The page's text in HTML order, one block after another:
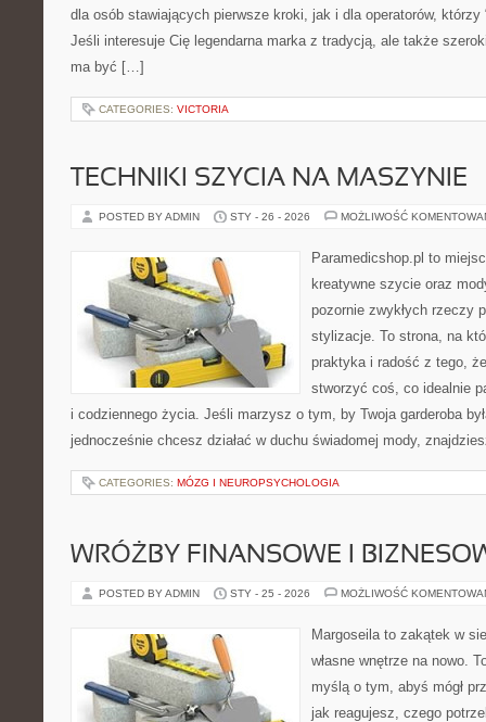
dla osób stawiających pierwsze kroki, jak i dla operatorów, którzy
Jeśli interesuje Cię legendarna marka z tradycją, ale także
ma być […]
CATEGORIES: VICTORIA
TECHNIKI SZYCIA NA MASZYNIE
POSTED BY ADMIN STY - 26 - 2026 MOŻLIWOŚĆ
Paramedicshop.pl to
kreatywne szycie oraz
pozornie zwykłych rzeczy
stylizacje. To strona, na
praktyka i radość z tego,
stworzyć coś, co idealnie
i codziennego życia. Jeśli marzysz o tym, by Twoja garderoba
jednocześnie chcesz działać w duchu świadomej mody,
CATEGORIES: MÓZG I NEUROPSYCHOLOGIA
WRÓŻBY FINANSOWE I
POSTED BY ADMIN STY - 25 - 2026 MOŻLIWOŚĆ
Margoseila to zakątek w
własne wnętrze na nowo.
myślą o tym, abyś mógł
jak reagujesz, czego